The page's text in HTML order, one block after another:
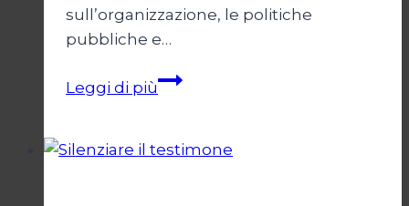
sull’organizzazione, le politiche
pubbliche e…
Leggi di piùSex
stigma